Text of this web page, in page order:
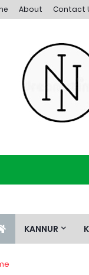
About Contact
KANNUR